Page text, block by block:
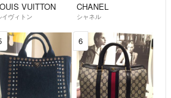
VUITTON
イヴィトン
CHANEL
シャネル
6